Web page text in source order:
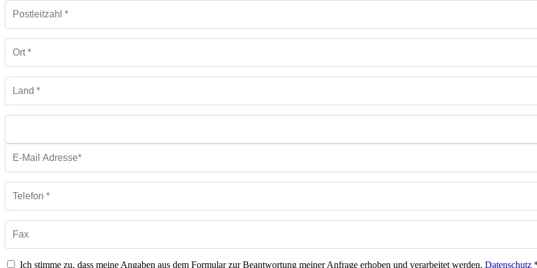
Ich stimme zu, dass meine Angaben aus dem Formular zur Beantwortung meiner Anfrage erhoben und verarbeitet werden. Datenschutz